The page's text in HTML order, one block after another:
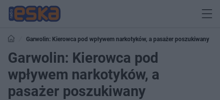
Garwolin: Kierowca pod wpływem narkotyków, a pasażer poszukiwany
Garwolin: Kierowca pod
wpływem narkotyków, a
pasażer poszukiwany